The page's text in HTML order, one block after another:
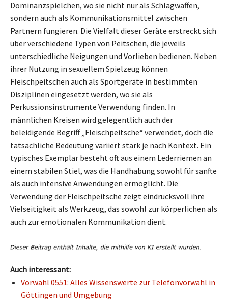
Dominanzspielchen, wo sie nicht nur als Schlagwaffen,
sondern auch als Kommunikationsmittel zwischen
Partnern fungieren. Die Vielfalt dieser Geräte erstreckt sich
über verschiedene Typen von Peitschen, die jeweils
unterschiedliche Neigungen und Vorlieben bedienen. Neben
ihrer Nutzung in sexuellem Spielzeug können
Fleischpeitschen auch als Sportgeräte in bestimmten
Disziplinen eingesetzt werden, wo sie als
Perkussionsinstrumente Verwendung finden. In
männlichen Kreisen wird gelegentlich auch der
beleidigende Begriff „Fleischpeitsche“ verwendet, doch die
tatsächliche Bedeutung variiert stark je nach Kontext. Ein
typisches Exemplar besteht oft aus einem Lederriemen an
einem stabilen Stiel, was die Handhabung sowohl für sanfte
als auch intensive Anwendungen ermöglicht. Die
Verwendung der Fleischpeitsche zeigt eindrucksvoll ihre
Vielseitigkeit als Werkzeug, das sowohl zur körperlichen als
auch zur emotionalen Kommunikation dient.
Auch interessant:
Vorwahl 0551: Alles Wissenswerte zur Telefonvorwahl in
Göttingen und Umgebung